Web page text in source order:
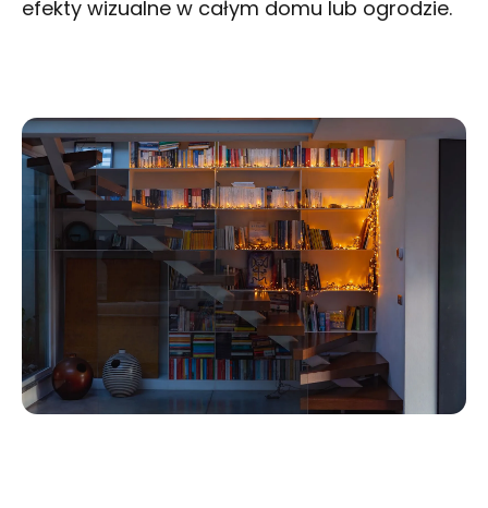
efekty wizualne w całym domu lub ogrodzie.